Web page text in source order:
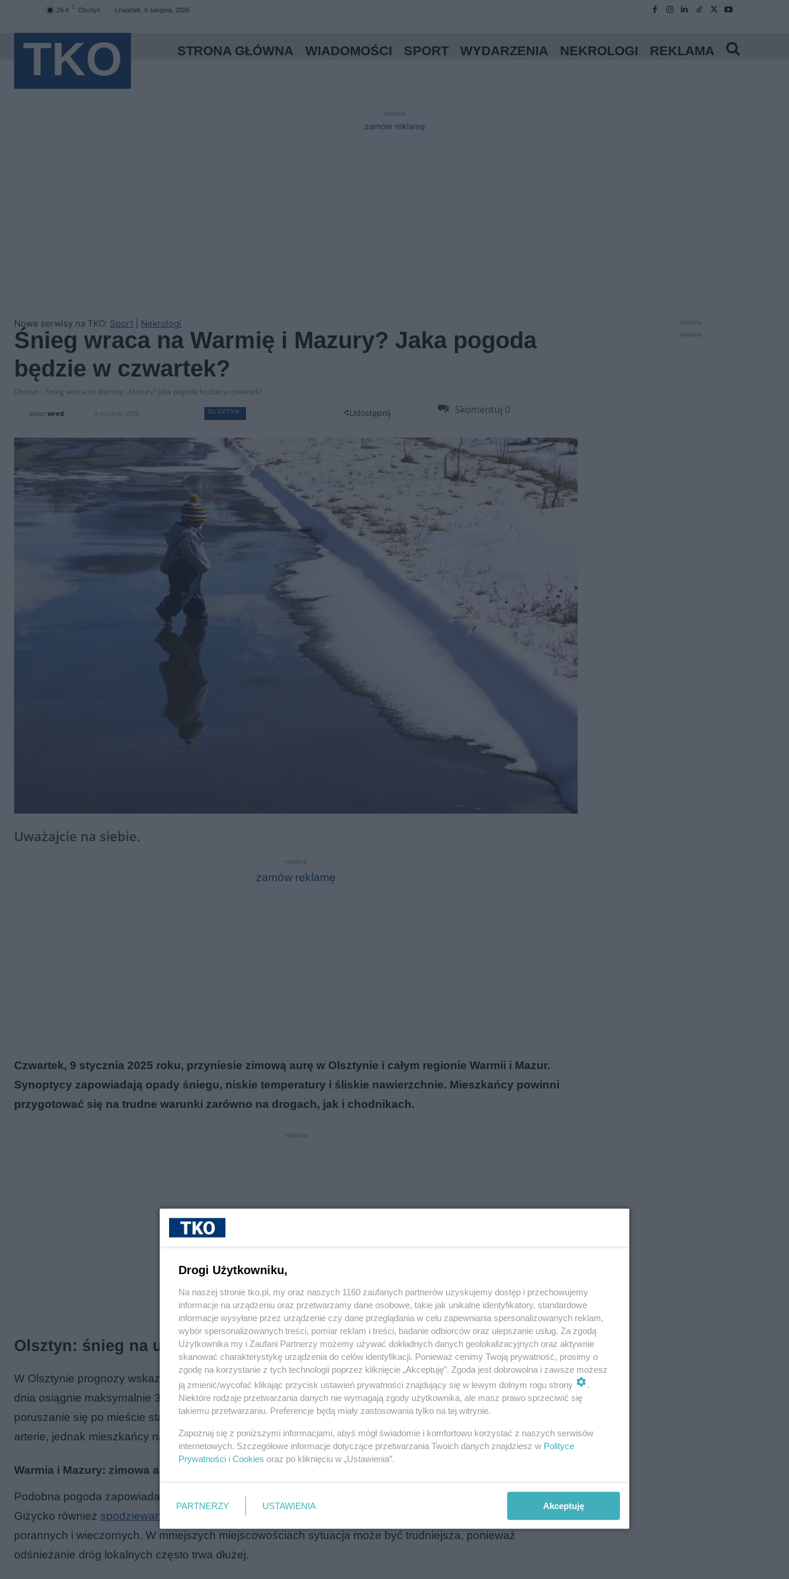
29.4 C Olsztyn czwartek, 6 sierpnia, 2026
TKO STRONA GŁÓWNA WIADOMOŚCI SPORT WYDARZENIA NEKROLOGI REKLAMA
reklama
zamów reklamę
Nowe serwisy na TKO: Sport Nekrologi
Śnieg wraca na Warmię i Mazury? Jaka pogoda
będzie w czwartek?
Olsztyn Śnieg wraca na Warmię i Mazury? Jaka pogoda będzie w czwartek?
autor wred 9 stycznia 2025 OLSZTYN Udostępnij Skomentuj 0
Uważajcie na siebie.
reklama
zamów reklamę
Czwartek, 9 stycznia 2025 roku, przyniesie zimową aurę w Olsztynie i całym regionie Warmii i Mazur.
Synoptycy zapowiadają opady śniegu, niskie temperatury i śliskie nawierzchnie. Mieszkańcy powinni
przygotować się na trudne warunki zarówno na drogach, jak i chodnikach.
reklama
Olsztyn: śnieg na ulicach i chodnikach
W Olsztynie prognozy wskazują na umiarkowane opady śniegu przez większość dnia. Temperatura w ciągu
dnia osiągnie maksymalnie 3°C, a w nocy spadnie do -1°C. Śnieg może pokryć ulice i chodniki, co sprawi, że
poruszanie się po mieście stanie się wyzwaniem. Służby miejskie są w gotowości, aby odśnieżać główne
arterie, jednak mieszkańcy nauczeni doświadczeniem mogą spodziewać się utrudnień.
Warmia i Mazury: zimowa aura w całym regionie
Podobna pogoda zapowiadana jest w całym regionie Warmii i Mazur. W miastach takich jak Elbląg, Ełk czy
Giżycko również spodziewane są opady śniegu
, a lokalne drogi mogą być szczególnie śliskie w godzinach
porannych i wieczornych. W mniejszych miejscowościach sytuacja może być trudniejsza, ponieważ
odśnieżanie dróg lokalnych często trwa dłużej.
reklama
reklama
Drogi Użytkowniku,
Na naszej stronie tko.pl, my oraz naszych 1160 zaufanych partnerów uzyskujemy dostęp i przechowujemy
informacje na urządzeniu oraz przetwarzamy dane osobowe, takie jak unikalne identyfikatory, standardowe
informacje wysyłane przez urządzenie czy dane przeglądania w celu zapewniania spersonalizowanych reklam,
wybór spersonalizowanych treści, pomiar reklam i treści, badanie odbiorców oraz ulepszanie usług. Za zgodą
Użytkownika my i Zaufani Partnerzy możemy używać dokładnych danych geolokalizacyjnych oraz aktywnie
skanować charakterystykę urządzenia do celów identyfikacji. Ponieważ cenimy Twoją prywatność, prosimy o
zgodę na korzystanie z tych technologii poprzez kliknięcie „Akceptuję”. Zgoda jest dobrowolna i zawsze możesz
ją zmienić/wycofać klikając przycisk ustawień prywatności znajdujący się w lewym dolnym rogu strony
.
Niektóre rodzaje przetwarzania danych nie wymagają zgody użytkownika, ale masz prawo sprzeciwić się
takiemu przetwarzaniu. Preferencje będą miały zastosowania tylko na tej witrynie.
Zapoznaj się z poniższymi informacjami, abyś mógł świadomie i komfortowo korzystać z naszych serwisów
internetowych. Szczegółowe informacje dotyczące przetwarzania Twoich danych znajdziesz w Polityce
Prywatności i Cookies oraz po kliknięciu w „Ustawienia”.
PARTNERZY USTAWIENIA Akceptuję